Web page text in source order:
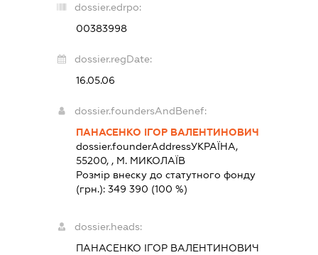
dossier.edrpo:
00383998
dossier.regDate:
16.05.06
dossier.foundersAndBenef:
ПАНАСЕНКО ІГОР ВАЛЕНТИНОВИЧ
dossier.founderAddressУКРАЇНА,
55200, , М. МИКОЛАЇВ
Розмір внеску до статутного фонду
(грн.):349 390 (100 %)
dossier.heads:
ПАНАСЕНКО ІГОР ВАЛЕНТИНОВИЧ